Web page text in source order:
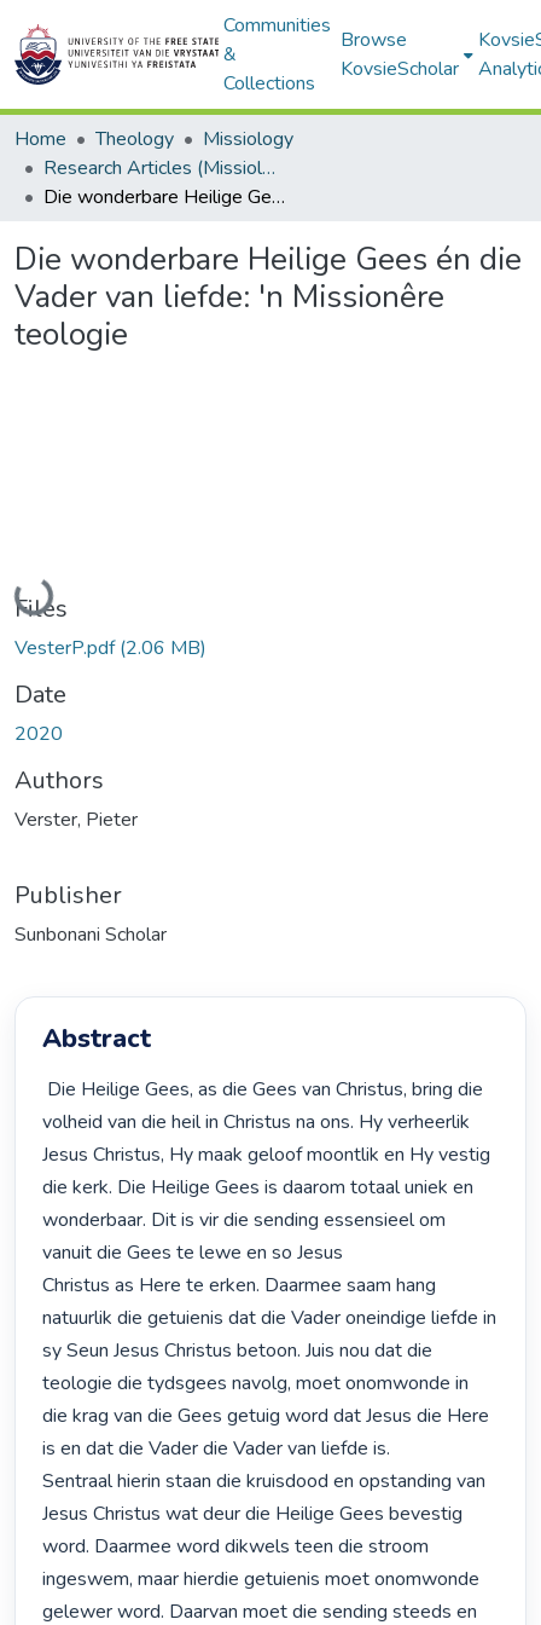
Communities
&
Collections
Browse
KovsieScholar
Home Theology
Missiology
Research Articles (Missiology)
Die wonderbare Heilige Gees én die Vader van liefde: 'n Missionêre teologie
Die wonderbare Heilige Gees én die
Vader van liefde: 'n Missionêre
teologie
Loading...
Files
VesterP.pdf(2.06 MB)
Date
2020
Authors
Verster, Pieter
Publisher
Sunbonani Scholar
Abstract
volheid van die heil in Christus na ons. Hy verheerlik
Jesus Christus, Hy maak geloof moontlik en Hy vestig
die kerk. Die Heilige Gees is daarom totaal uniek en
wonderbaar. Dit is vir die sending essensieel om
vanuit die Gees te lewe en so Jesus
Christus as Here te erken. Daarmee saam hang
natuurlik die getuienis dat die Vader oneindige liefde in
sy Seun Jesus Christus betoon. Juis nou dat die
teologie die tydsgees navolg, moet onomwonde in
die krag van die Gees getuig word dat Jesus die Here
is en dat die Vader die Vader van liefde is.
Sentraal hierin staan die kruisdood en opstanding van
Jesus Christus wat deur die Heilige Gees bevestig
word. Daarmee word dikwels teen die stroom
ingeswem, maar hierdie getuienis moet onomwonde
gelewer word. Daarvan moet die sending steeds en